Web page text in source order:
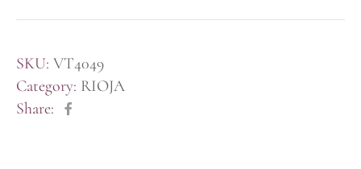
SKU: VT4049
Category: RIOJA
Share: